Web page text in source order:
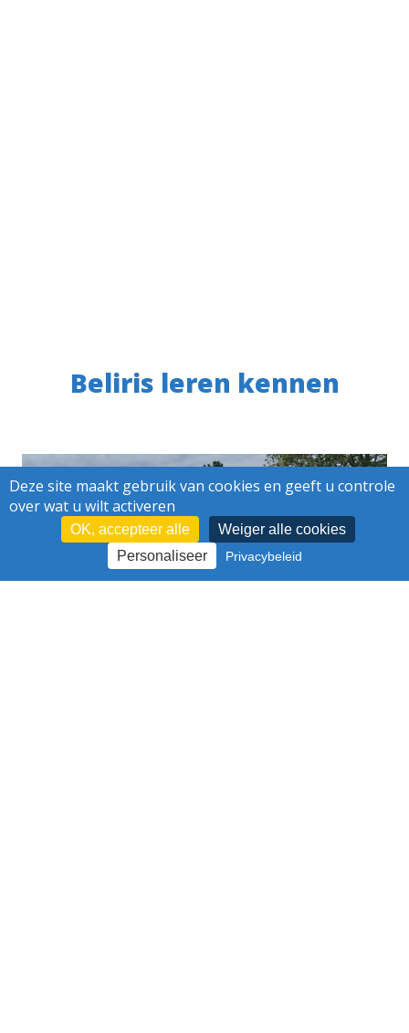
Beliris leren kennen
Deze site maakt gebruik van cookies en geeft u controle
over wat u wilt activeren
OK, accepteer alle
Weiger alle cookies
Personaliseer
Privacybeleid